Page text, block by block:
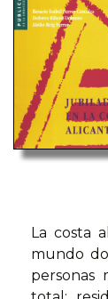
La costa
mundo
personas